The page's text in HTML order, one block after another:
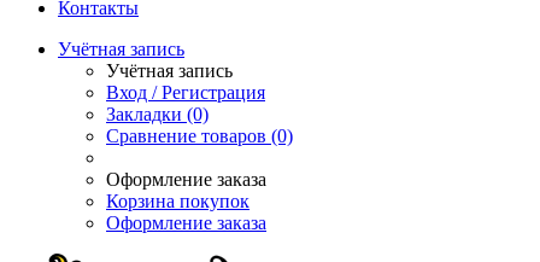
Контакты
Учётная запись
Учётная запись
Вход / Регистрация
Закладки (0)
Сравнение товаров (0)
Оформление заказа
Корзина покупок
Оформление заказа